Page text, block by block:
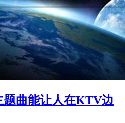
曲能让人在KTV边